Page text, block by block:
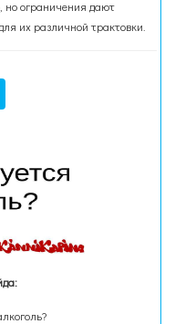
но ограничения дают
их различной трактовки.